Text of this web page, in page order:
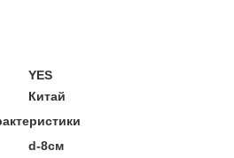
YES
Китай
d-8см